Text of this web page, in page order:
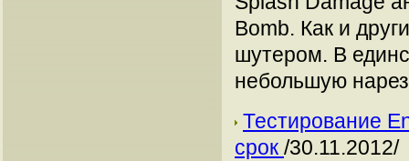
Bomb. Как и
шутером. В
небольшую
Тестирование
срок /30.11.2012/